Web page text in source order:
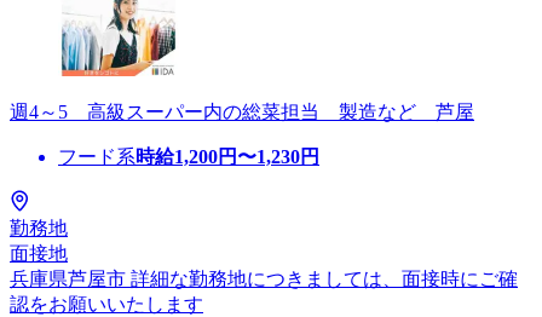
週4～5 高級スーパー内の総菜担当 製造など 芦屋
フード系時給1,200円〜1,230円
勤務地
面接地
兵庫県芦屋市 詳細な勤務地につきましては、面接時にご確
認をお願いいたします